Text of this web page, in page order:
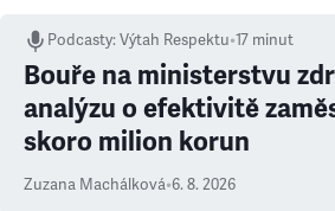
Podcasty:Výtah Respektu•17 minut
Bouře na ministerstvu
analýzu o efektivitě
skoro milion korun
Zuzana Machálková•6. 8. 2026